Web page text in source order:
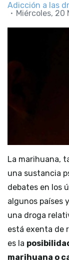
Adicción a las
Miércoles, 20
La marihuana,
una sustancia
debates en los
algunos países
una droga
está exenta de
es la
marihuana o